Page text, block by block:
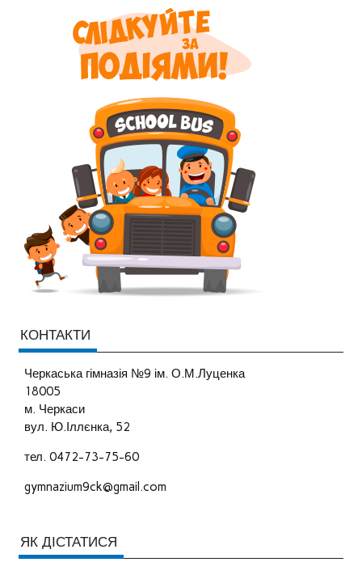
КОНТАКТИ
Черкаська гімназія №9 ім. О.М.Луценка
18005
м. Черкаси
вул. Ю.Іллєнка, 52
тел. 0472-73-75-60
gymnazium9ck@gmail.com
ЯК ДІСТАТИСЯ